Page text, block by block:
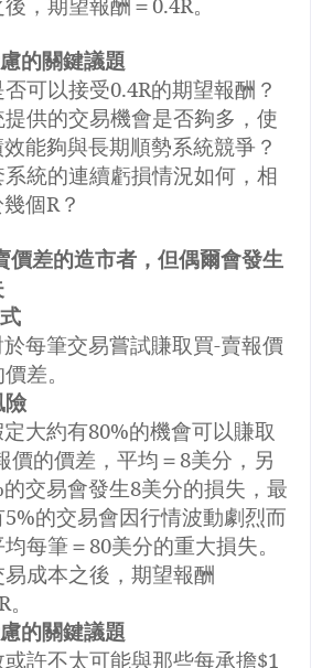
的關鍵議題
可以接受0.4R的期望報酬？
供的交易機會是否夠多，使
能夠與長期順勢系統競爭？
統的連續虧損情況如何，相
個R ？
價差的造市者，但偶爾會發生
每筆交易嘗試賺取買-賣報價
差。
險
大約有80%的機會可以賺取
價的價差，平均＝ 8美分，另
的交易會發生8美分的損失，最
5%的交易會因行情波動劇烈而
每筆＝ 80美分的重大損失。
成本之後，期望報酬
。
的關鍵議題
許不太可能與那些每承擔$1